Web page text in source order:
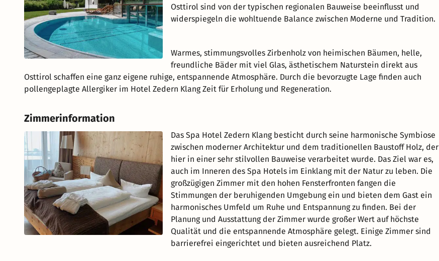
Osttirol sind von der typischen regionalen Bauweise beeinflusst und
widerspiegeln die wohltuende Balance zwischen Moderne und Tradition.
Warmes, stimmungsvolles Zirbenholz von heimischen Bäumen, helle,
freundliche Bäder mit viel Glas, ästhetischem Naturstein direkt aus
Osttirol schaffen eine ganz eigene ruhige, entspannende Atmosphäre. Durch die bevorzugte Lage finden auch
pollengeplagte Allergiker im Hotel Zedern Klang Zeit für Erholung und Regeneration.
Zimmerinformation
Das Spa Hotel Zedern Klang besticht durch seine harmonische Symbiose
zwischen moderner Architektur und dem traditionellen Baustoff Holz, der
hier in einer sehr stilvollen Bauweise verarbeitet wurde. Das Ziel war es,
auch im Inneren des Spa Hotels im Einklang mit der Natur zu leben. Die
großzügigen Zimmer mit den hohen Fensterfronten fangen die
Stimmungen der beruhigenden Umgebung ein und bieten dem Gast ein
harmonisches Umfeld um Ruhe und Entspannung zu finden. Bei der
Planung und Ausstattung der Zimmer wurde großer Wert auf höchste
Qualität und die entspannende Atmosphäre gelegt. Einige Zimmer sind
barrierefrei eingerichtet und bieten ausreichend Platz.